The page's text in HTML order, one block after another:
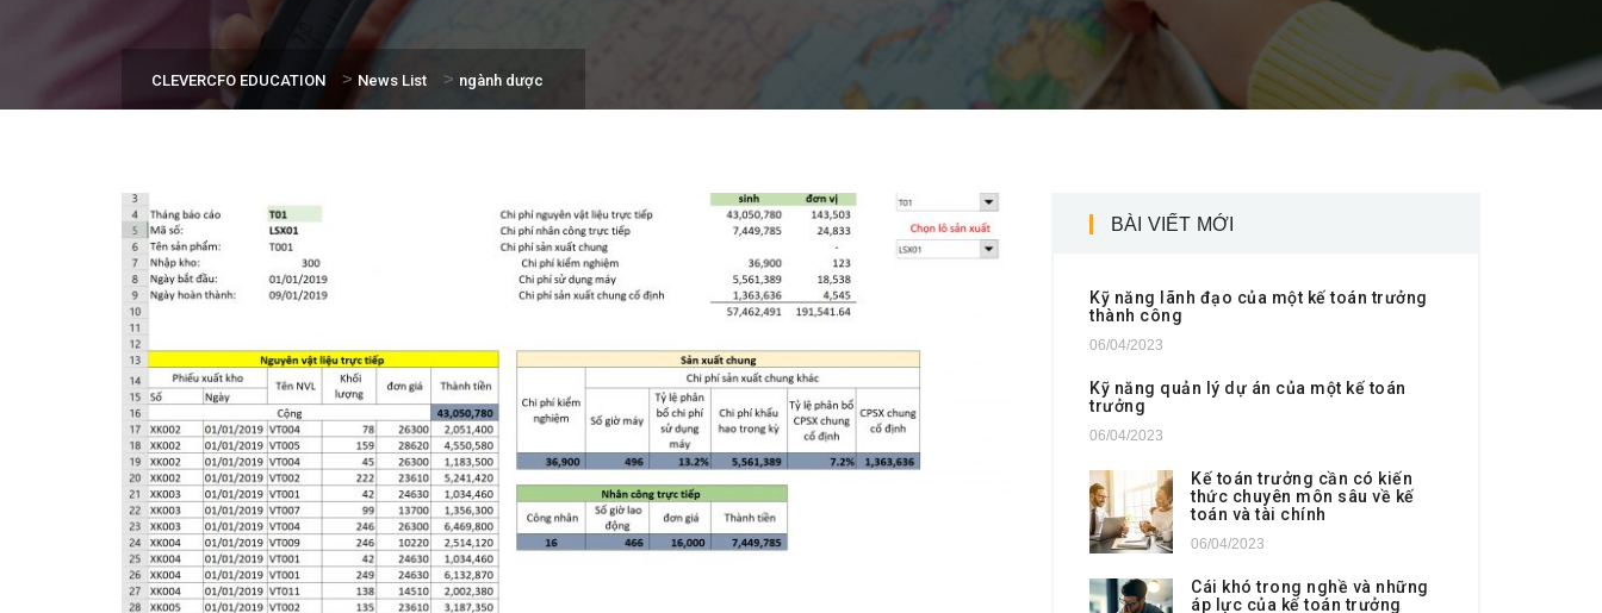
CLEVERCFO EDUCATION > News List > ngành dược
BÀI VIẾT MỚI
Kỹ năng lãnh đạo của một kế toán trưởng
thành công
06/04/2023
Kỹ năng quản lý dự án của một kế toán
trưởng
06/04/2023
Kế toán trưởng cần có kiến
thức chuyên môn sâu về kế
toán và tài chính
06/04/2023
Cái khó trong nghề và những
áp lực của kế toán trưởng